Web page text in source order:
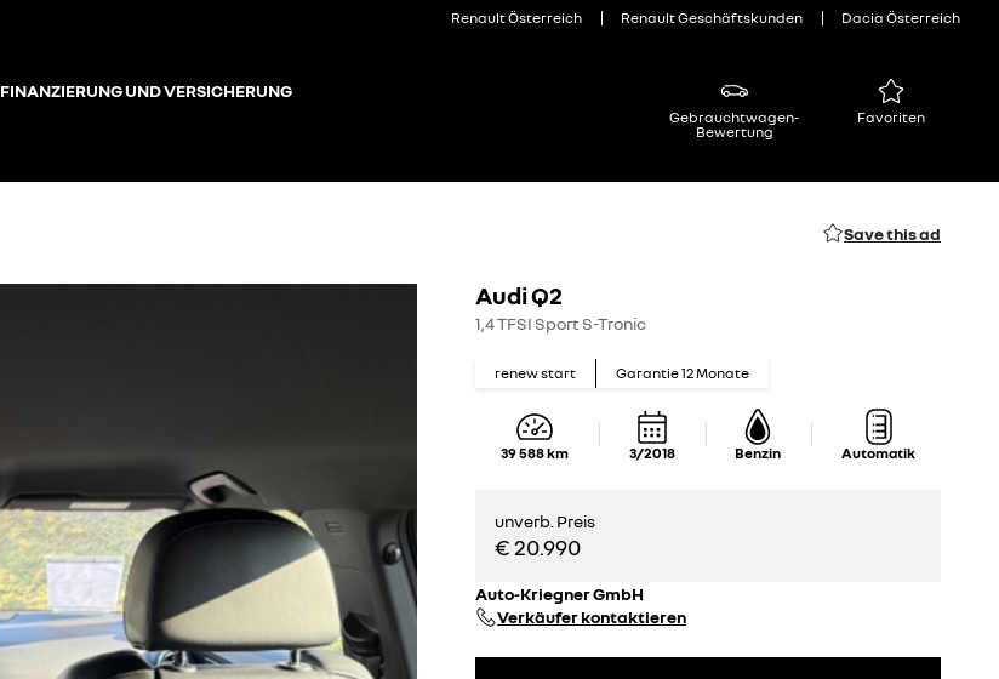
Renault Österreich Renault Geschäftskunden Dacia Österreich
FINANZIERUNG UND VERSICHERUNG
Gebrauchtwagen-
Bewertung
Favoriten
Save this ad
Audi Q2
1,4 TFSI Sport S-Tronic
renew start Garantie12Monate
39 588km 3/2018 Benzin Automatik
unverb. Preis
€ 20.990
Auto-Kriegner GmbH
Verkäufer kontaktieren